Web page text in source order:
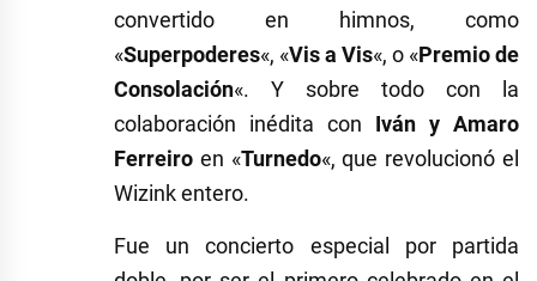
convertido en himnos, como
«Superpoderes«, «Vis a Vis«, o «Premio de
Consolación«. Y sobre todo con la
colaboración inédita con Iván y Amaro
Ferreiro en «Turnedo«, que revolucionó el
Wizink entero.
Fue un concierto especial por partida